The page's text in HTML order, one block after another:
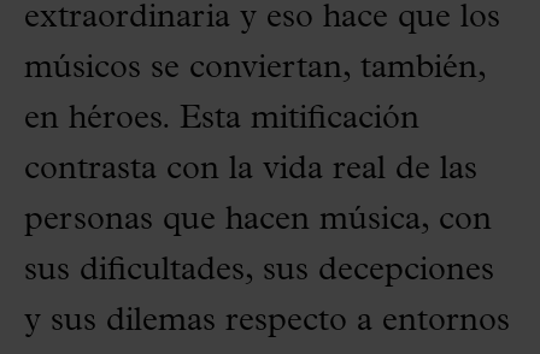
extraordinaria y eso hace que los
músicos se conviertan, también,
en héroes. Esta mitificación
contrasta con la vida real de las
personas que hacen música, con
sus dificultades, sus decepciones
y sus dilemas respecto a entornos